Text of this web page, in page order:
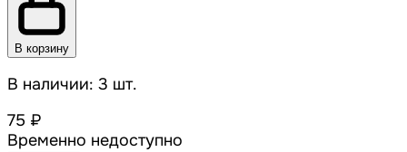
В корзину
В наличии: 3 шт.
75 ₽
Временно недоступно